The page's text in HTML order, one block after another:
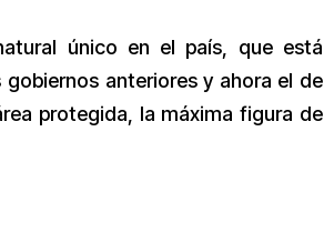
único en el país, que está
anteriores y ahora el de
protegida, la máxima figura de